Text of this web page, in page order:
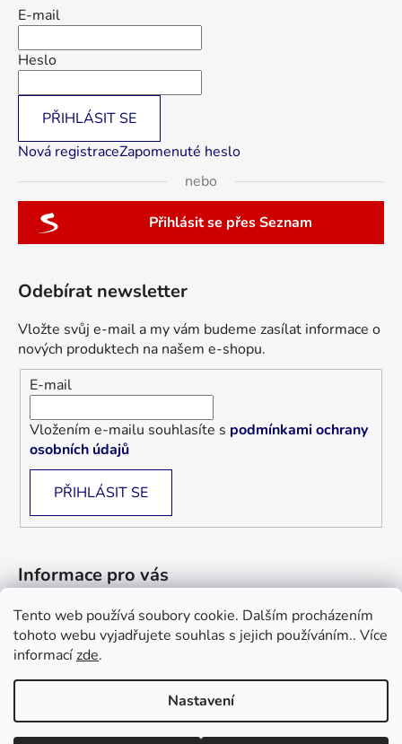
Tento web používá soubory cookie. Dalším procházením
tohoto webu vyjadřujete souhlas s jejich používáním.. Více
informacízde.
Nastavení
Informace a objednávky : +420 733 101 333, +420 733 526 562
E-mail
Heslo
PŘIHLÁSIT SE
Nová registraceZapomenuté heslo
nebo
Přihlásit se přes Seznam
Odebírat newsletter
Vložte svůj e-mail a my vám budeme zasílat informace o
nových produktech na našem e-shopu.
E-mail
Vložením e-mailu souhlasíte s podmínkami ochrany
osobních údajů
PŘIHLÁSIT SE
Informace pro vás
Jak nakupovat
Obchodní podmínky